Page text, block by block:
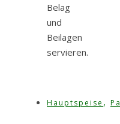
Belag
und
Beilagen
servieren.
Hauptspeise ,